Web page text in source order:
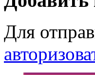
Для